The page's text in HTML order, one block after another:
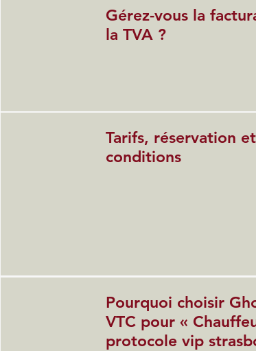
Gérez-vous la
la TVA ?
Tarifs, réservation et
conditions
Pourquoi choisir
VTC pour «
protocole vip